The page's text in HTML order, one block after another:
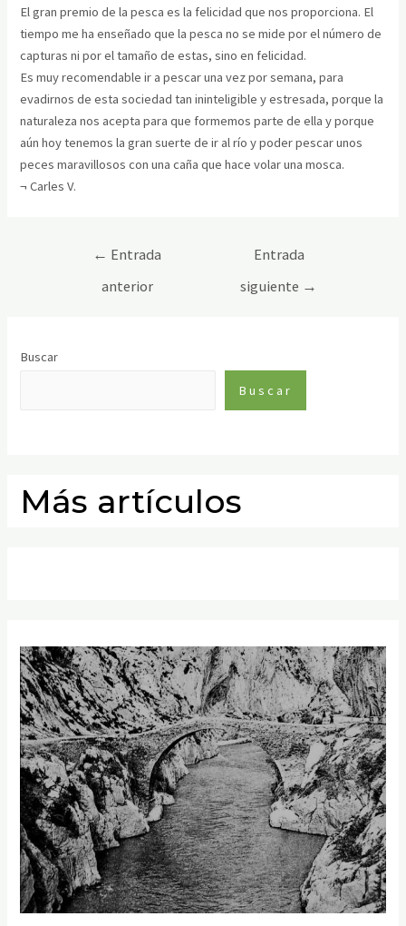
El gran premio de la pesca es la felicidad que nos proporciona. El
tiempo me ha enseñado que la pesca no se mide por el número de
capturas ni por el tamaño de estas, sino en felicidad.
Es muy recomendable ir a pescar una vez por semana, para
evadirnos de esta sociedad tan ininteligible y estresada, porque la
naturaleza nos acepta para que formemos parte de ella y porque
aún hoy tenemos la gran suerte de ir al río y poder pescar unos
peces maravillosos con una caña que hace volar una mosca.
¬ Carles V.
← Entrada
anterior
Entrada
siguiente →
Buscar
Buscar
Más artículos